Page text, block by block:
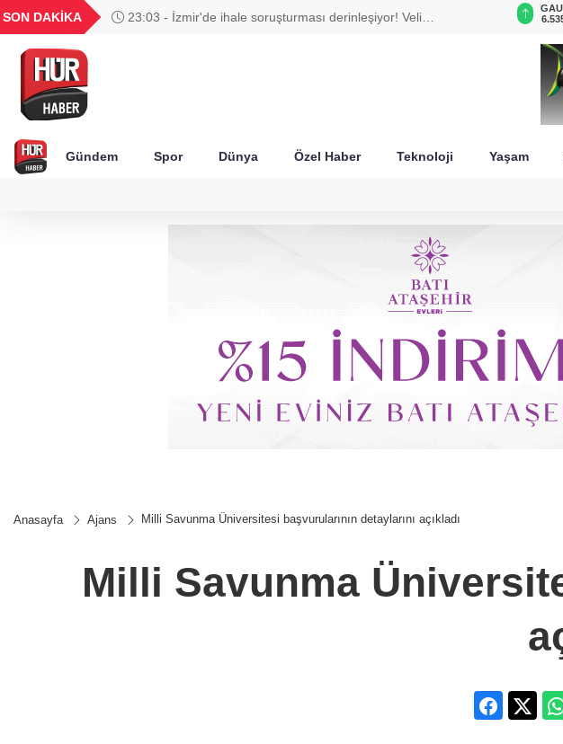
SON DAKİKA
23:03 - İzmir'de ihale soruşturması derinleşiyor! Veli
UYU
1,1823
18,2386
16,2335
27,9743
Gündem Spor Dünya Özel Haber Teknoloji Yaşam
Anasayfa Ajans Milli Savunma Üniversitesi başvurularının detaylarını açıkladı
Milli Savunma